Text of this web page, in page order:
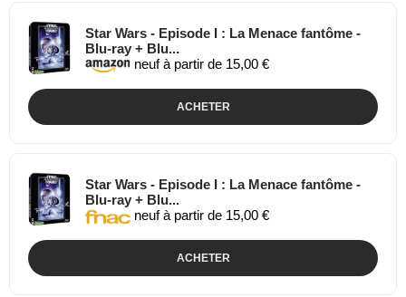
Star Wars - Episode I : La Menace fantôme -
Blu-ray + Blu...
neuf à partir de 15,00 €
ACHETER
Star Wars - Episode I : La Menace fantôme -
Blu-ray + Blu...
neuf à partir de 15,00 €
ACHETER